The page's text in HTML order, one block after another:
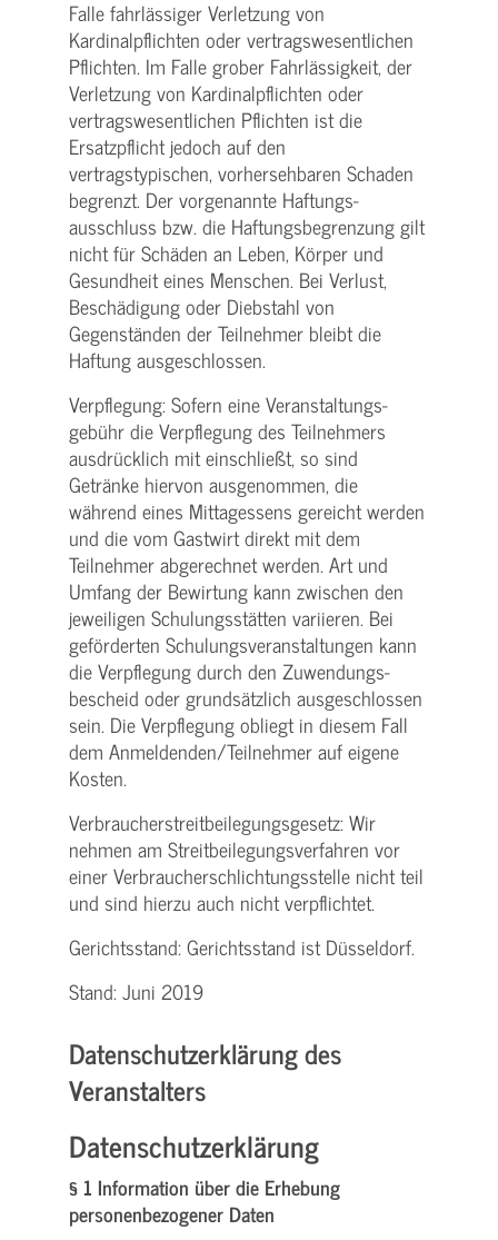
Falle fahrlässiger Verletzung von
Kardinalpflichten oder vertrags­wesentlichen
Pflichten. Im Falle grober Fahrlässigkeit, der
Verletzung von Kardinalpflichten oder
vertrags­wesentlichen Pflichten ist die
Ersatzpflicht jedoch auf den
vertragstypischen, vorhersehbaren Schaden
begrenzt. Der vorgenannte Haftungs­
ausschluss bzw. die Haftungs­begrenzung gilt
nicht für Schäden an Leben, Körper und
Gesundheit eines Menschen. Bei Verlust,
Beschädigung oder Diebstahl von
Gegenständen der Teilnehmer bleibt die
Haftung ausgeschlossen.
Verpflegung: Sofern eine Veranstaltungs­
gebühr die Verpflegung des Teilnehmers
ausdrücklich mit einschließt, so sind
Getränke hiervon ausgenommen, die
während eines Mittagessens gereicht werden
und die vom Gastwirt direkt mit dem
Teilnehmer abgerechnet werden. Art und
Umfang der Bewirtung kann zwischen den
jeweiligen Schulungsstätten variieren. Bei
geförderten Schulungs­veranstaltungen kann
die Verpflegung durch den Zuwendungs­
bescheid oder grundsätzlich ausgeschlossen
sein. Die Verpflegung obliegt in diesem Fall
dem Anmeldenden/­Teilnehmer auf eigene
Kosten.
Verbraucher­streitbeilegungs­gesetz: Wir
nehmen am Streit­beilegungs­verfahren vor
einer Verbraucher­schlichtungs­stelle nicht teil
und sind hierzu auch nicht verpflichtet.
Gerichtsstand: Gerichtsstand ist Düsseldorf.
Stand: Juni 2019
Datenschutzerklärung des
Veranstalters
Datenschutzerklärung
§ 1 Information über die Erhebung
personenbezogener Daten